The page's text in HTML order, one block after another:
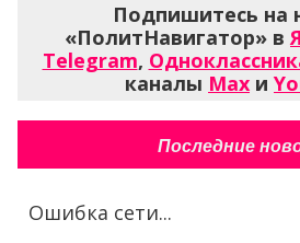
Подпишитесь на
«ПолитНавигатор» в
Telegram,
каналы Max и
Последние
Ошибка сети...